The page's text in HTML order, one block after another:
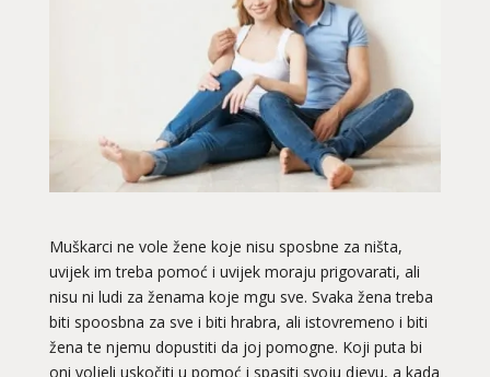
Muškarci ne vole žene koje nisu sposbne za ništa,
uvijek im treba pomoć i uvijek moraju prigovarati, ali
nisu ni ludi za ženama koje mgu sve. Svaka žena treba
biti spoosbna za sve i biti hrabra, ali istovremeno i biti
žena te njemu dopustiti da joj pomogne. Koji puta bi
oni voljeli uskočiti u pomoć i spasiti svoju djevu, a kada